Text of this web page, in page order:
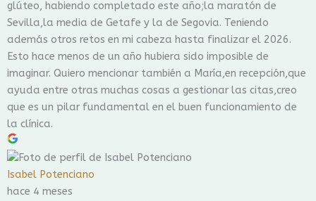
glúteo, habiendo completado este año;la maratón de
Sevilla,la media de Getafe y la de Segovia. Teniendo
además otros retos en mi cabeza hasta finalizar el 2026.
Esto hace menos de un año hubiera sido imposible de
imaginar. Quiero mencionar también a María,en recepción,que
ayuda entre otras muchas cosas a gestionar las citas,creo
que es un pilar fundamental en el buen funcionamiento de
la clínica.
Isabel Potenciano
hace 4 meses